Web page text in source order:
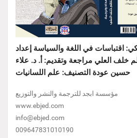
اقتباسات في اللغة والسياسة إعداد
خلف العلي مراجعة وتقديم: أ. د. علاء
حسين عودة التصنيف: علم اللسانيات
مؤسسة ابجد للترجمة والنشر والتوزيع
www.ebjed.com
info@ebjed.com
009647831010190